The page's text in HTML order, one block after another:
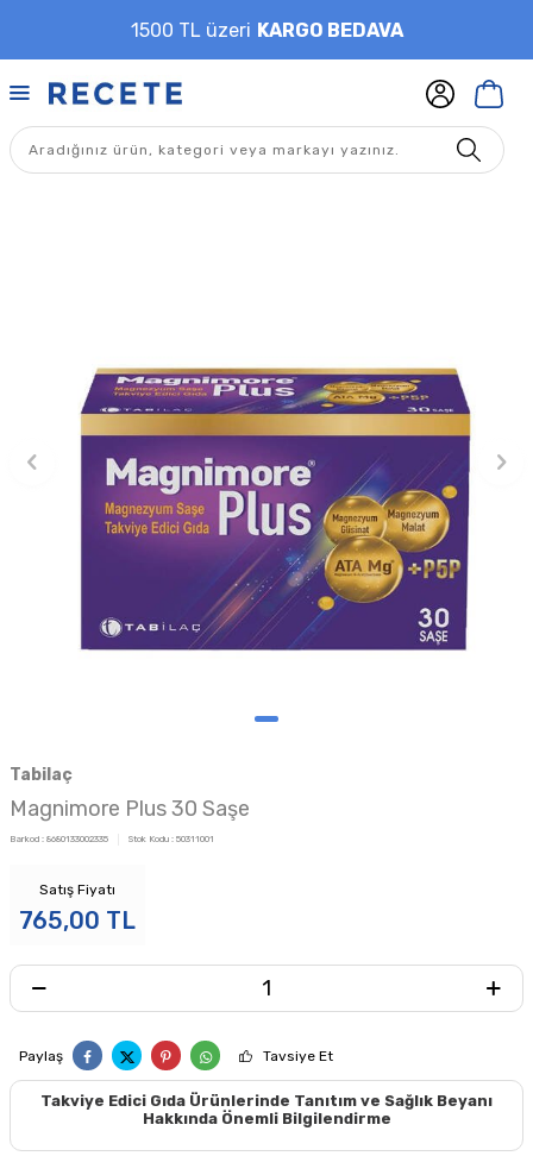
1500 TL üzeri KARGO BEDAVA
Tabilaç
Magnimore Plus 30 Saşe
Barkod : 8680133002335 Stok Kodu : 50311001
Satış Fiyatı
765,00 TL
Paylaş Tavsiye Et
Takviye Edici Gıda Ürünlerinde Tanıtım ve Sağlık Beyanı
Hakkında Önemli Bilgilendirme